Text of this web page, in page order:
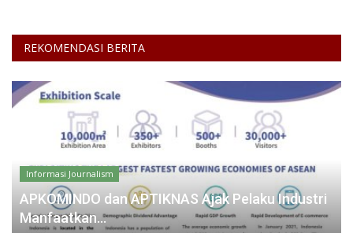
REKOMENDASI BERITA
Informasi Journalism
APKOMINDO dan APTIKNAS Ajak Pelaku Industri
Manfaatkan...